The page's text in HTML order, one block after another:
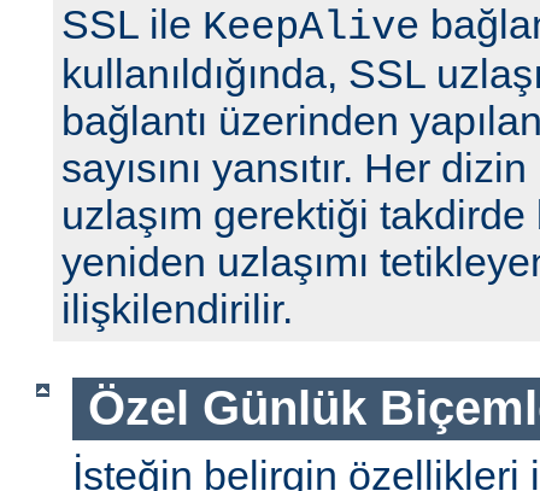
SSL ile KeepAlive
kullanıldığında, SSL
bağlantı üzerinden
sayısını yansıtır. Her
uzlaşım gerektiği takdirde
yeniden uzlaşımı
ilişkilendirilir.
Özel Günlük
İsteğin belirgin özellikleri